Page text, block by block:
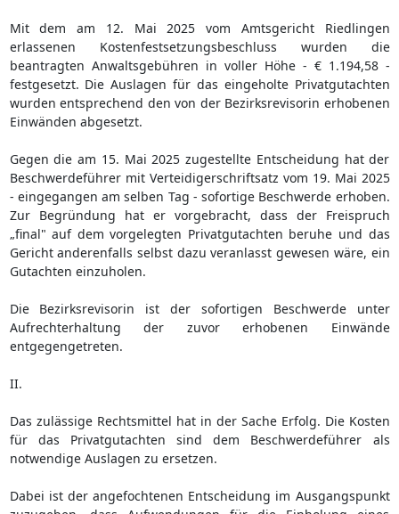
Mit dem am 12. Mai 2025 vom Amtsgericht Riedlingen
erlassenen Kostenfestsetzungsbeschluss wurden die
beantragten Anwaltsgebühren in voller Höhe - € 1.194,58 -
festgesetzt. Die Auslagen für das eingeholte Privatgutachten
wurden entsprechend den von der Bezirksrevisorin erhobenen
Einwänden abgesetzt.
Gegen die am 15. Mai 2025 zugestellte Entscheidung hat der
Beschwerdeführer mit Verteidigerschriftsatz vom 19. Mai 2025
- eingegangen am selben Tag - sofortige Beschwerde erhoben.
Zur Begründung hat er vorgebracht, dass der Freispruch
„final" auf dem vorgelegten Privatgutachten beruhe und das
Gericht anderenfalls selbst dazu veranlasst gewesen wäre, ein
Gutachten einzuholen.
Die Bezirksrevisorin ist der sofortigen Beschwerde unter
Aufrechterhaltung der zuvor erhobenen Einwände
entgegengetreten.
II.
Das zulässige Rechtsmittel hat in der Sache Erfolg. Die Kosten
für das Privatgutachten sind dem Beschwerdeführer als
notwendige Auslagen zu ersetzen.
Dabei ist der angefochtenen Entscheidung im Ausgangspunkt